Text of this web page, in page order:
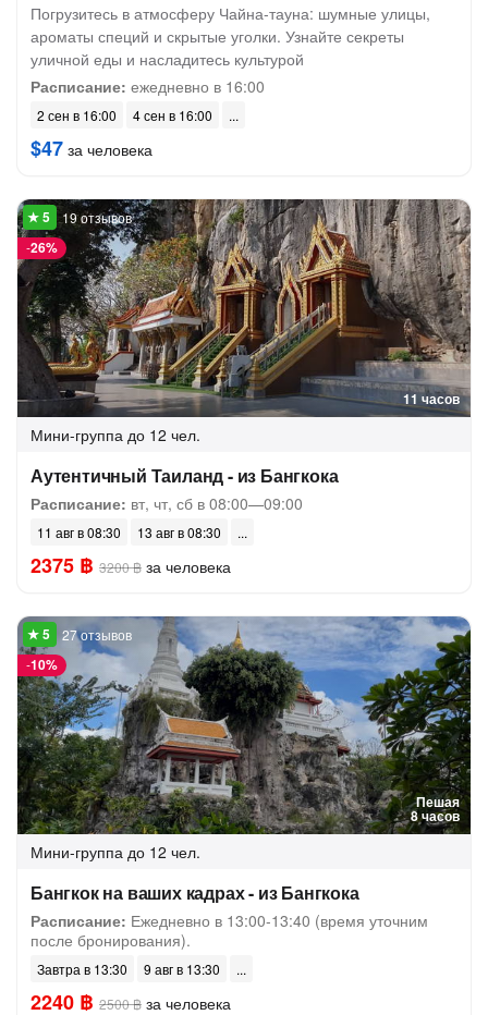
Погрузитесь в атмосферу Чайна-тауна: шумные улицы,
ароматы специй и скрытые уголки. Узнайте секреты
уличной еды и насладитесь культурой
Расписание: ежедневно в 16:00
2 сен в 16:00 4 сен в 16:00
$47 за человека
11 часов
-26%
19 отзывов
Мини-группа до 12 чел.
Аутентичный Таиланд - из Бангкока
Расписание: вт, чт, сб в 08:00—09:00
11 авг в 08:30 13 авг в 08:30
2375 ฿ 3200 ฿ за человека
Пешая
8 часов
-10%
27 отзывов
Мини-группа до 12 чел.
Бангкок на ваших кадрах - из Бангкока
Расписание: Ежедневно в 13:00-13:40 (время уточним
после бронирования).
Завтра в 13:30 9 авг в 13:30
2240 ฿ 2500 ฿ за человека